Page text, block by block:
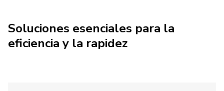
Soluciones esenciales para la
eficiencia y la rapidez